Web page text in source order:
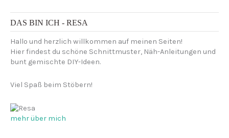
DAS BIN ICH - RESA
Hallo und herzlich willkommen auf meinen Seiten!
Hier findest du schöne Schnittmuster, Näh-Anleitungen und
bunt gemischte DIY-Ideen.
Viel Spaß beim Stöbern!
mehr über mich